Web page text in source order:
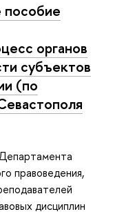
пособие
органов
субъектов
(по
правоведения,
дисциплин